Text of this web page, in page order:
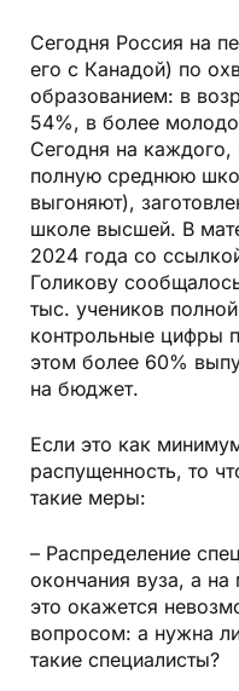
Сегодня Россия на
его с Канадой) по
образованием: в
54%, в более
Сегодня на каждого,
полную среднюю
выгоняют),
школе высшей. В
2024 года со
Голикову
тыс. учеников
контрольные цифры
этом более 60%
на бюджет.
Если это как
распущенность, то
такие меры:
– Распределение
окончания вуза, а
это окажется
вопросом: а нужна
такие специалисты?